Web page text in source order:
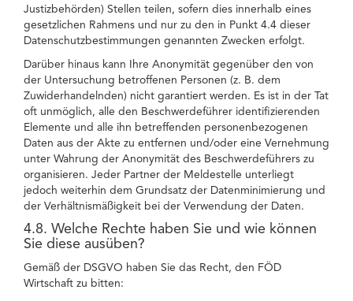
Justizbehörden) Stellen teilen, sofern dies innerhalb eines
gesetzlichen Rahmens und nur zu den in Punkt 4.4 dieser
Datenschutzbestimmungen genannten Zwecken erfolgt.
Darüber hinaus kann Ihre Anonymität gegenüber den von
der Untersuchung betroffenen Personen (z. B. dem
Zuwiderhandelnden) nicht garantiert werden. Es ist in der Tat
oft unmöglich, alle den Beschwerdeführer identifizierenden
Elemente und alle ihn betreffenden personenbezogenen
Daten aus der Akte zu entfernen und/oder eine Vernehmung
unter Wahrung der Anonymität des Beschwerdeführers zu
organisieren. Jeder Partner der Meldestelle unterliegt
jedoch weiterhin dem Grundsatz der Datenminimierung und
der Verhältnismäßigkeit bei der Verwendung der Daten.
4.8. Welche Rechte haben Sie und wie können
Sie diese ausüben?
Gemäß der DSGVO haben Sie das Recht, den FÖD
Wirtschaft zu bitten: